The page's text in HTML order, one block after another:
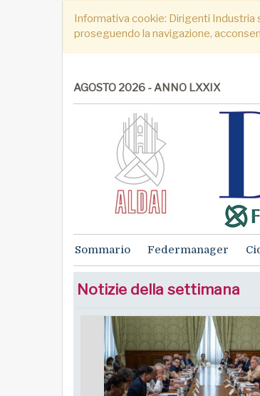
Informativa cookie: Dirigenti Industria
proseguendo la navigazione,
AGOSTO 2026 - ANNO LXXIX
Sommario Federmanager
Notizie della settimana